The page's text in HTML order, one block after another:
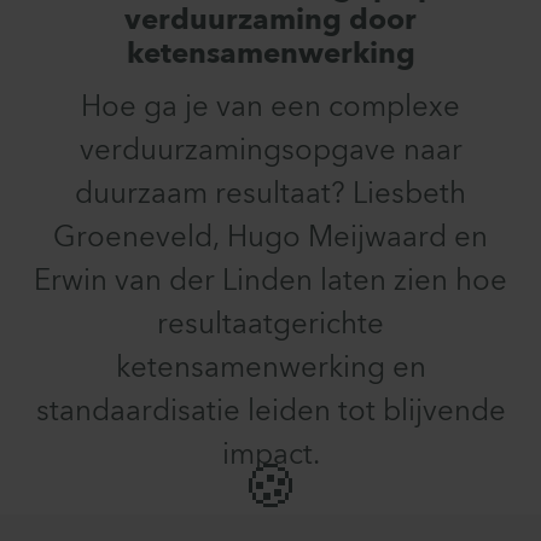
verduurzaming door
ketensamenwerking
Hoe ga je van een complexe
verduurzamingsopgave naar
duurzaam resultaat? Liesbeth
Groeneveld, Hugo Meijwaard en
Erwin van der Linden laten zien hoe
resultaatgerichte
ketensamenwerking en
standaardisatie leiden tot blijvende
impact.
🍪